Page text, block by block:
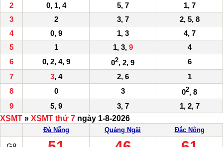
2
0, 1, 4 5, 7
1, 7
3
2 3, 7
2, 5, 8
4
0, 9 1, 3
4, 7
5
1 1, 3, 9
4
6
0, 2, 4, 9 02, 2, 9
6
7
3, 4 2, 6
1
8
0 3 02, 8
9
5, 9 3, 7
1, 2, 7
XSMT » XSMT thứ 7 ngày 1-8-2026
Đà Nẵng Quảng Ngãi Đắc Nông